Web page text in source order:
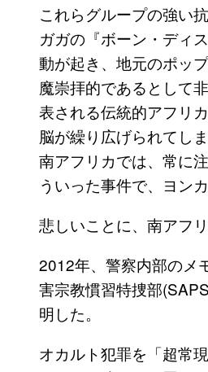
これらグループの強い
ガガの『ボーン・ディ
動が起き、地元のポッ
魔崇拝的であるとして
表される伝統的アフリ
脳が繰り広げられてし
南アフリカでは、常に
ういった事件で、ヨン
悲しいことに、南アフ
2012年、警察内部のメ
害宗教慣習特捜部
明した。
オカルト犯罪を「超常